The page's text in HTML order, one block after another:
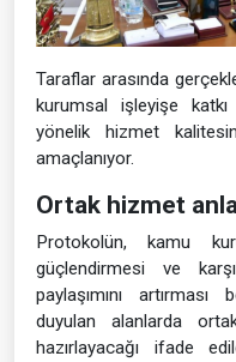
Taraflar arasında
kurumsal işleyişe
yönelik hizmet
amaçlanıyor.
Ortak hizmet
Protokolün, kamu
güçlendirmesi ve
paylaşımını
duyulan alanlarda
hazırlayacağı ifade